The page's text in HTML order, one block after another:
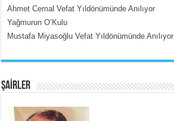
Ahmet Cemal Vefat Yıldönümünde Anılıyor
Yağmurun O’Kulu
Mustafa Miyasoğlu Vefat Yıldönümünde Anılıyor
ŞAİRLER